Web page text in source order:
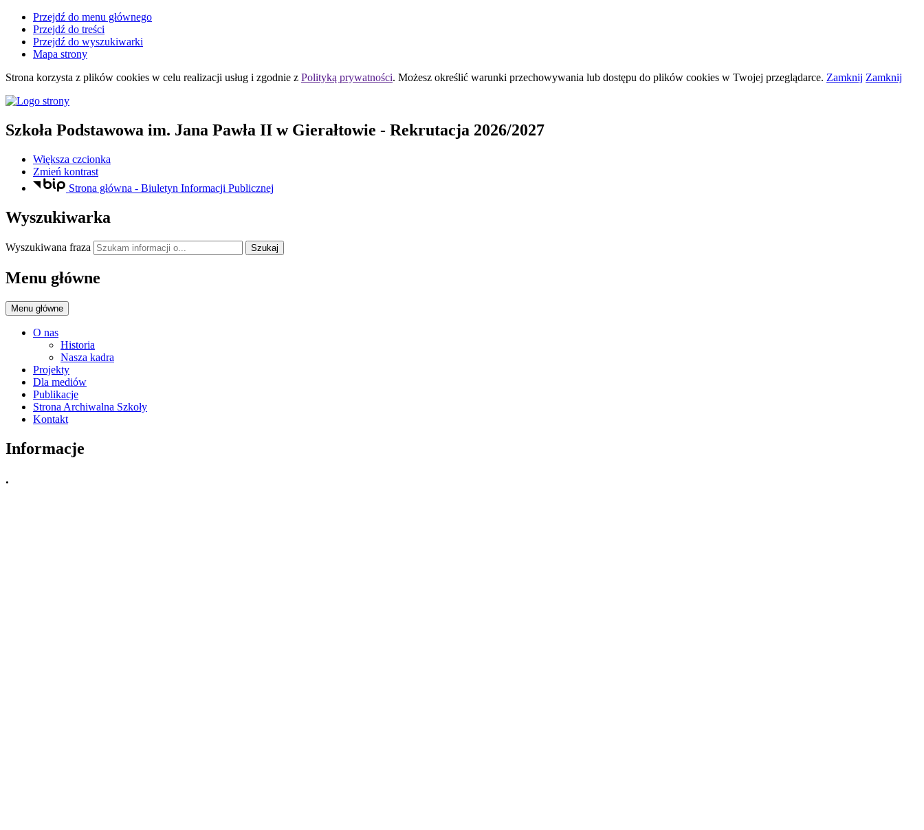
Przejdź do menu głównego
Przejdź do treści
Przejdź do wyszukiwarki
Mapa strony
Strona korzysta z plików cookies w celu realizacji usług i zgodnie z Polityką prywatności. Możesz określić warunki przechowywania lub dostępu do plików cookies w Twojej przeglądarce. Zamknij Zamknij
Szkoła Podstawowa im. Jana Pawła II w Gierałtowie - Rekrutacja 2026/2027
Większa czcionka
Zmień kontrast
Strona główna - Biuletyn Informacji Publicznej
Wyszukiwarka
Wyszukiwana fraza Szukaj
Menu główne
Menu główne
O nas
Historia
Nasza kadra
Projekty
Dla mediów
Publikacje
Strona Archiwalna Szkoły
Kontakt
Informacje
.